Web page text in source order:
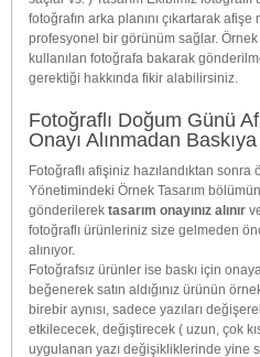
fotoğrafın arka planını çıkartarak
profesyonel bir görünüm sağlar.
kullanılan fotoğrafa bakarak
gerektiği hakkında fikir alabilirsiniz.
Fotoğraflı Doğum Günü
Onayı Alınmadan
Fotoğraflı afişiniz hazılandıktan sonra
Yönetimindeki Örnek Tasarım
gönderilerek tasarım onayınız alınır
fotoğraflı ürünleriniz size gelmeden
alınıyor.
Fotoğrafsız ürünler ise baskı için
beğenerek satın aldığınız ürünün
birebir aynısı, sadece yazıları
etkilececek, değiştirecek ( uzun, çok
uygulanan yazı değişikliklerinde yine